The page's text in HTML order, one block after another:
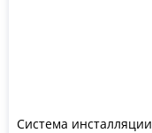
Система